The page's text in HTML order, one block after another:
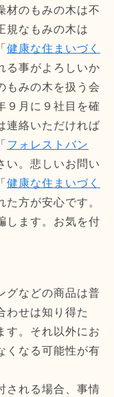
材のもみの木は不
規なもみの木は
健康な住まいづく
る事がよろしいか
もみの木を扱う会
９月に９社目を確
連絡いただければ
フォレストバン
い。悲しいお問い
健康な住まいづく
た方が安心です。
します。お気を付
グなどの商品は普
わせは知り得た
す。それ以外にお
くなる可能性が有
される場合、事情